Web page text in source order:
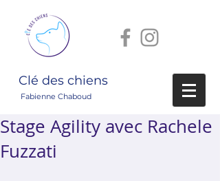
Clé des chiens
Fabienne Chaboud
Stage Agility avec Rachele
Fuzzati